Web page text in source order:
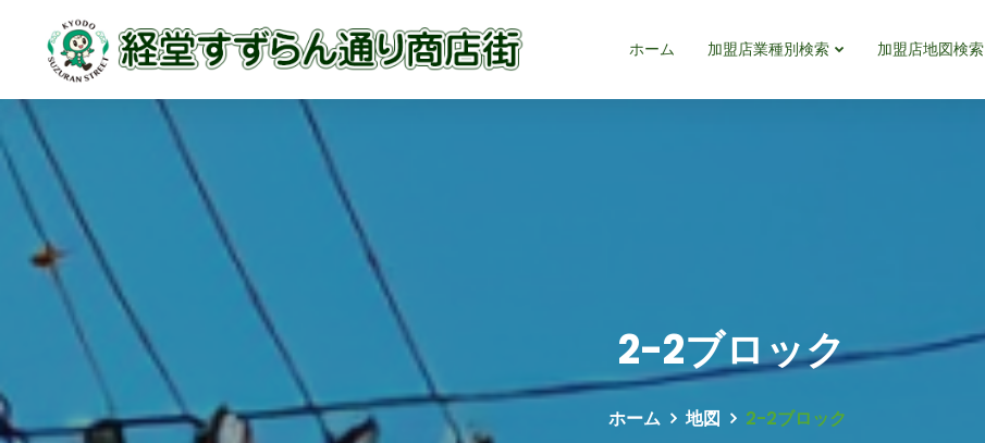
ホーム 加盟店業種別検索 加盟店地図検索
2-2ブロック
ホーム 地図 2-2ブロック